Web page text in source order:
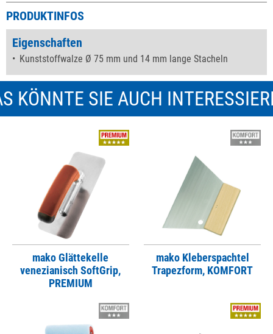
PRODUKTINFOS
Eigenschaften
Kunststoffwalze Ø 75 mm und 14 mm lange Stacheln
KÖNNTE SIE AUCH
mako Glättekelle
venezianisch SoftGrip,
PREMIUM
mako Kleberspachtel
Trapezform, KOMFORT